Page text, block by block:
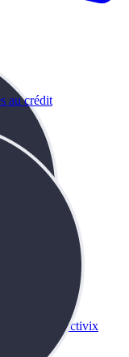
au crédit
Activix